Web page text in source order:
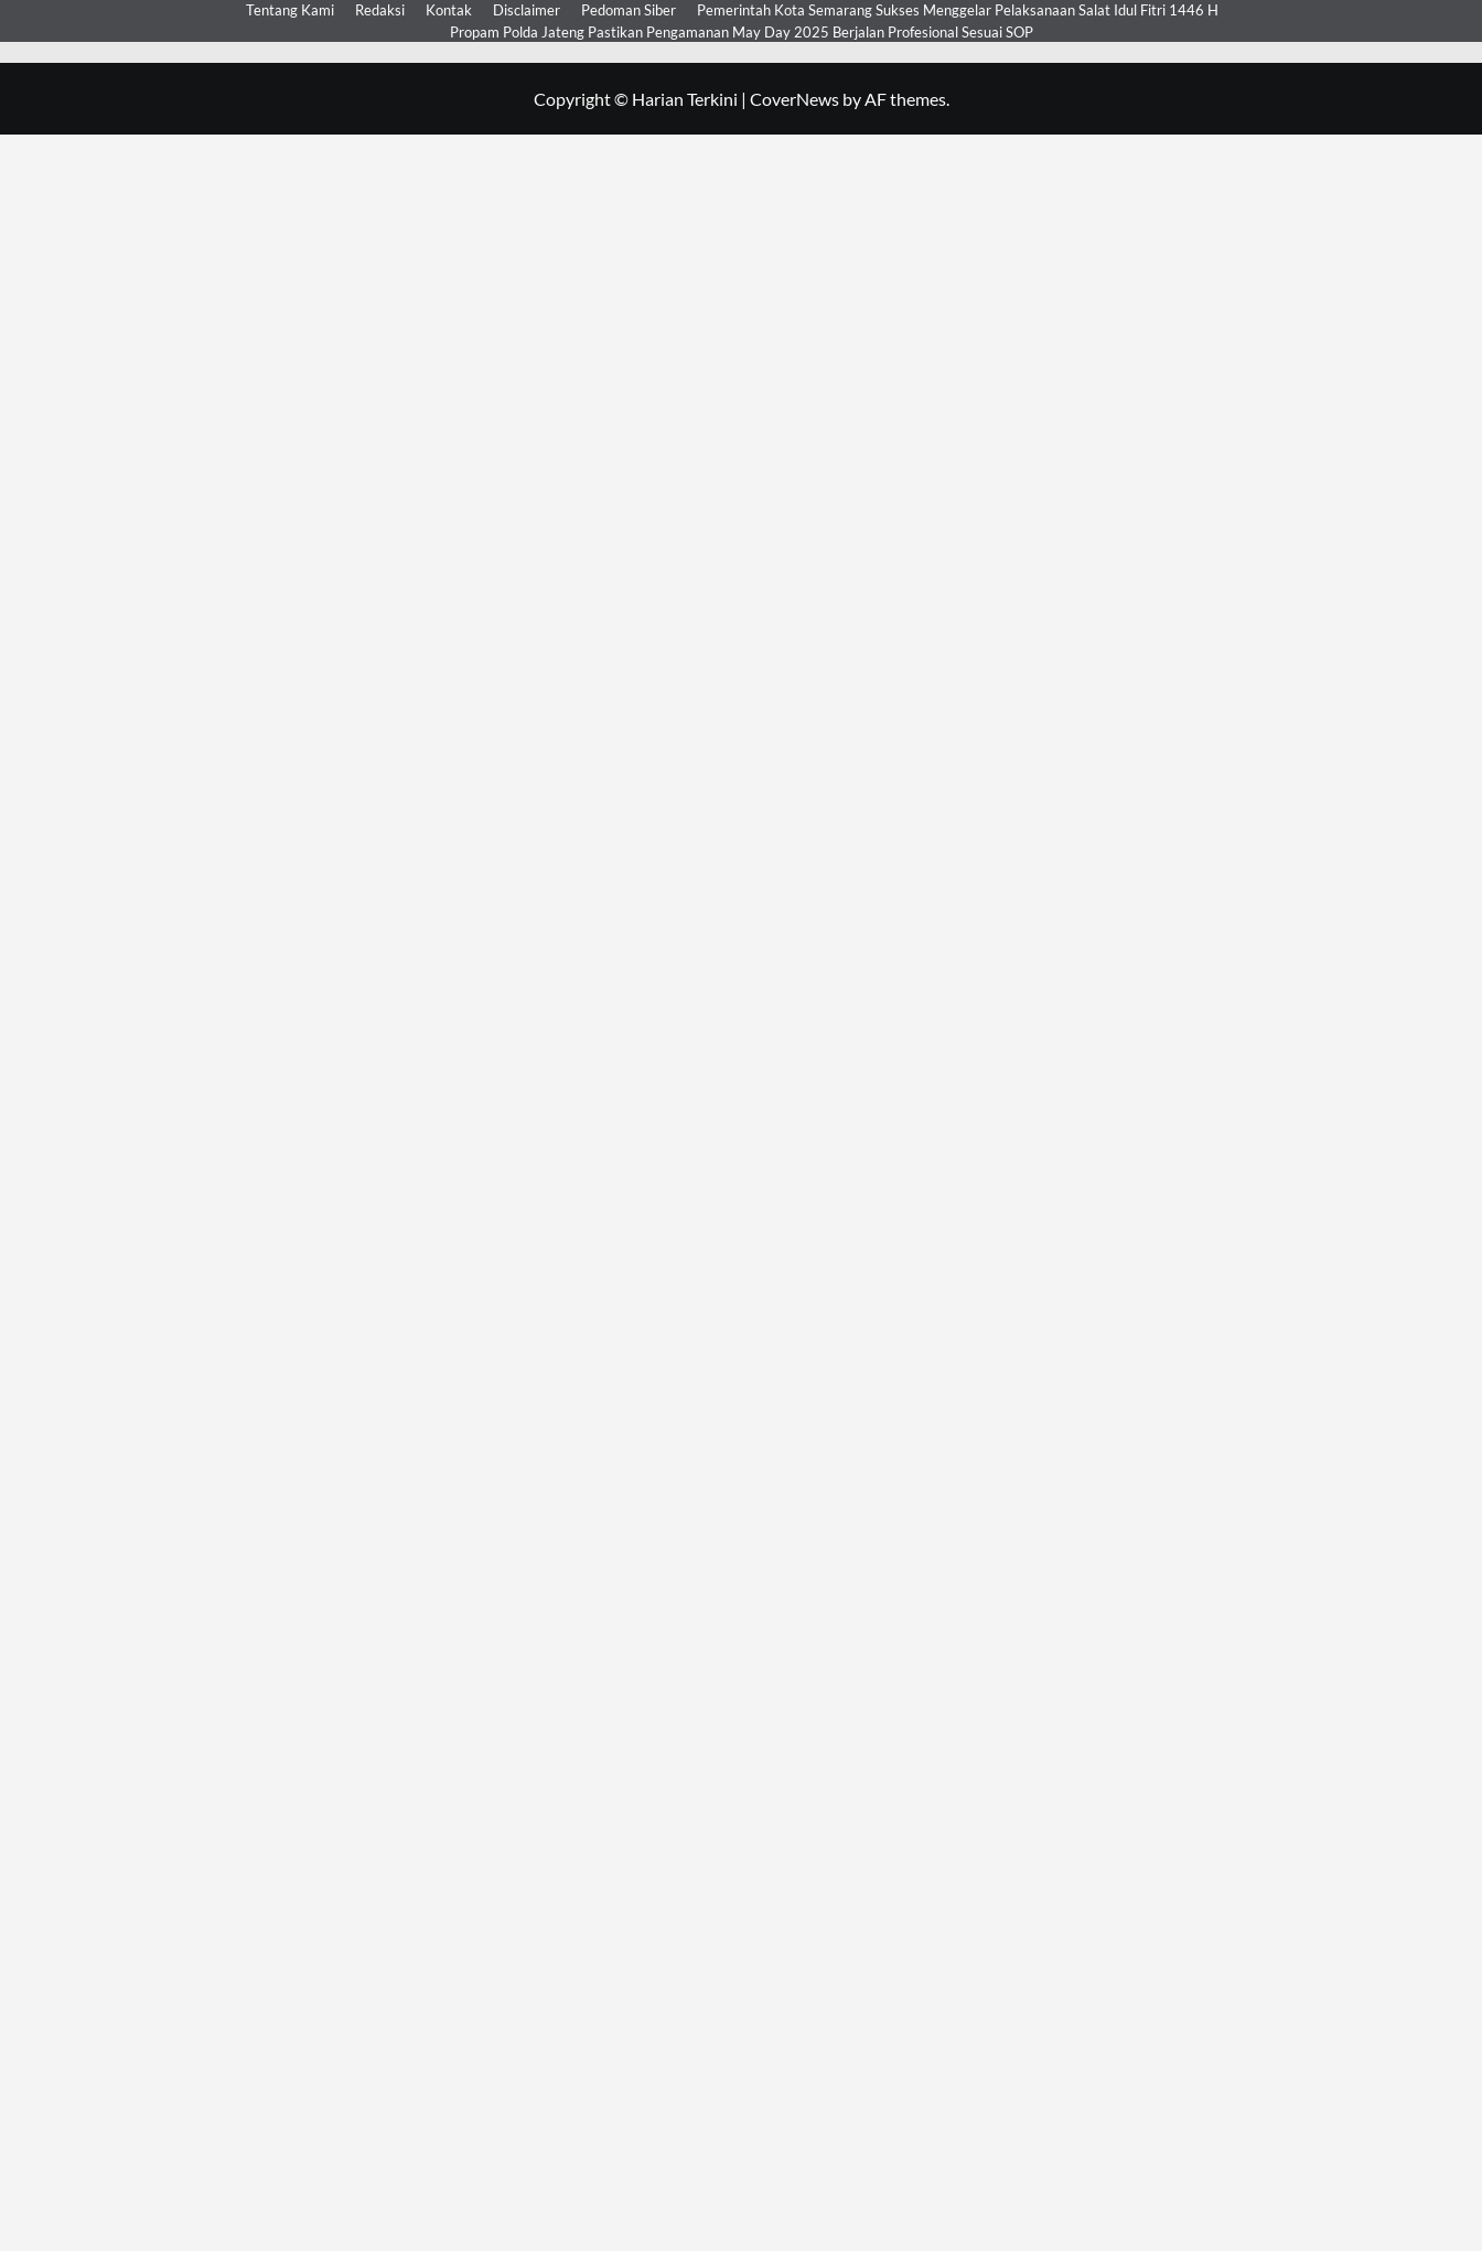
Tentang Kami Redaksi Kontak Disclaimer Pedoman Siber
Pemerintah Kota Semarang Sukses Menggelar Pelaksanaan Salat Idul Fitri 1446 H
Propam Polda Jateng Pastikan Pengamanan May Day 2025 Berjalan Profesional Sesuai SOP
Copyright © Harian Terkini | CoverNewsby AF themes.